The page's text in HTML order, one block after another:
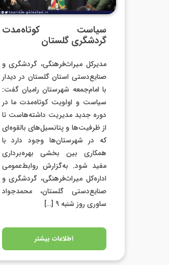
سیاست کوتاه‌مدت
گردشگری گلستان
مدیرکل میراث‌فرهنگی، گردشگری و
صنایع‌دستی استان گلستان در دیدار
با امام‌جمعه شهرستان رامیان گفت:
سیاست و اولویت کوتاه‌مدت ما در
دوره جدید مدیریت داشته‌هاست تا
از ظرفیت‌ها و پتانسیل‌های بالقوه‌ای
که در شهرستان‌ها وجود دارد با
همکاری بین بخشی بهره‌برداری
مفید شود. به‌گزارش روابط‌عمومی
اداره‌کل میراث‌فرهنگی، گردشگری و
صنایع‌دستی گلستان، محمدجواد
ساوری روز شنبه 9 […]
اطلاعات بیشتر